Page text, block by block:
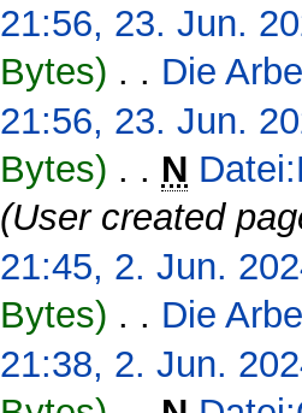
21:56, 23. Jun.
Bytes) . . Die
21:56, 23. Jun.
Bytes) . . N
(User created
21:45, 2. Jun.
Bytes) . . Die
21:38, 2. Jun.